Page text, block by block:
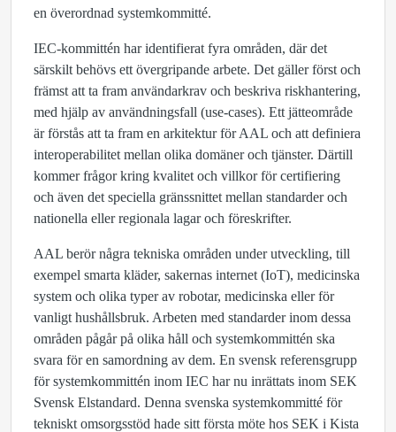
en överordnad systemkommitté.
IEC-kommittén har identifierat fyra områden, där det
särskilt behövs ett övergripande arbete. Det gäller först och
främst att ta fram användarkrav och beskriva riskhantering,
med hjälp av användningsfall (use-cases). Ett jätteområde
är förstås att ta fram en arkitektur för AAL och att definiera
interoperabilitet mellan olika domäner och tjänster. Därtill
kommer frågor kring kvalitet och villkor för certifiering
och även det speciella gränssnittet mellan standarder och
nationella eller regionala lagar och föreskrifter.
AAL berör några tekniska områden under utveckling, till
exempel smarta kläder, sakernas internet (IoT), medicinska
system och olika typer av robotar, medicinska eller för
vanligt hushållsbruk. Arbeten med standarder inom dessa
områden pågår på olika håll och systemkommittén ska
svara för en samordning av dem. En svensk referensgrupp
för systemkommittén inom IEC har nu inrättats inom SEK
Svensk Elstandard. Denna svenska systemkommitté för
tekniskt omsorgsstöd hade sitt första möte hos SEK i Kista